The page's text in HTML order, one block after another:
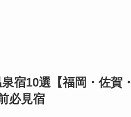
宿10選【福岡・佐賀・
必見宿